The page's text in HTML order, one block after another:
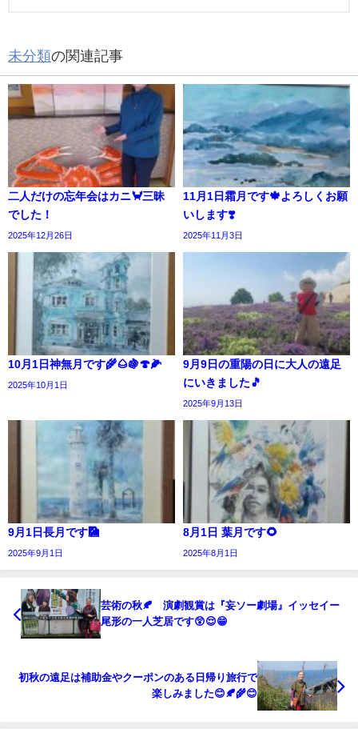
未分類の関連記事
二人だけの忘年会はカニ🦀三昧
でした！
2025年12月26日
11月1日霜月です🍁よろしくお願
いします❣️
2025年11月3日
10月1日神無月です🌾🌰🍇🍄🌽
2025年10月1日
9月9日の重陽の日に大人の遠足
にいきました🎵
2025年9月13日
9月1日長月です🎑
2025年9月1日
8月1日 葉月です🌻
2025年8月1日
芸術の秋🍂 演劇観賞は『妄ソー劇場』イッセイー
尾形の一人芝居です😲😌😁
初秋の遠足は補助金やクーポンのある日帰り旅行で
楽しみました😊🍂🌾😊